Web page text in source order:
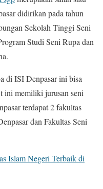
didirikan pada tahun
Sekolah Tinggi Seni
Studi Seni Rupa dan
di ISI Denpasar ini bisa
ini memiliki jurusan seni
terdapat 2 fakultas
dan Fakultas Seni
Islam Negeri Terbaik di